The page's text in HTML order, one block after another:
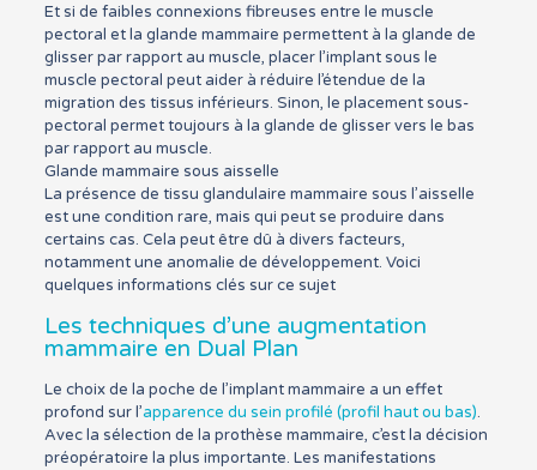
Et si de faibles connexions fibreuses entre le muscle
pectoral et la glande mammaire permettent à la glande de
glisser par rapport au muscle, placer l’implant sous le
muscle pectoral peut aider à réduire l’étendue de la
migration des tissus inférieurs. Sinon, le placement sous-
pectoral permet toujours à la glande de glisser vers le bas
par rapport au muscle.
Glande mammaire sous aisselle
La présence de tissu glandulaire mammaire sous l’aisselle
est une condition rare, mais qui peut se produire dans
certains cas. Cela peut être dû à divers facteurs,
notamment une anomalie de développement. Voici
quelques informations clés sur ce sujet
Les techniques d’une augmentation
mammaire en Dual Plan
Le choix de la poche de l’implant mammaire a un effet
profond sur l’apparence du sein profilé (profil haut ou bas).
Avec la sélection de la prothèse mammaire, c’est la décision
préopératoire la plus importante. Les manifestations